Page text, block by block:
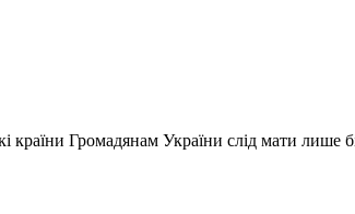
країни Громадянам України слід мати лише